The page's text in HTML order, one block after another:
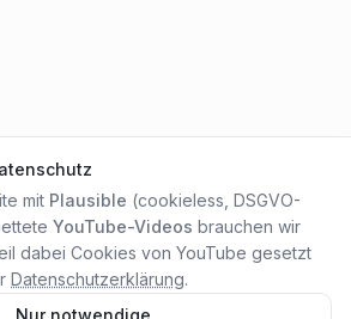
mit Plausible (cookieless, DSGVO-
YouTube-Videos brauchen wir
dabei Cookies von YouTube gesetzt
Datenschutzerklärung.
Nur notwendige